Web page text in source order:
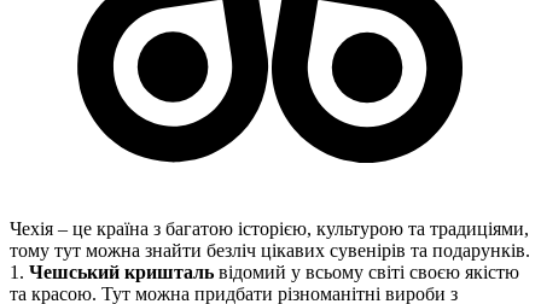
Чехія – це країна з багатою історією, культурою та традиціями,
тому тут можна знайти безліч цікавих сувенірів та подарунків.
1. Чешський кришталь відомий у всьому світі своєю якістю
та красою. Тут можна придбати різноманітні вироби з